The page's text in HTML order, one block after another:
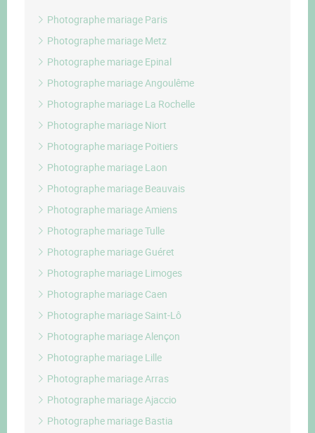
Photographe mariage Paris
Photographe mariage Metz
Photographe mariage Epinal
Photographe mariage Angoulême
Photographe mariage La Rochelle
Photographe mariage Niort
Photographe mariage Poitiers
Photographe mariage Laon
Photographe mariage Beauvais
Photographe mariage Amiens
Photographe mariage Tulle
Photographe mariage Guéret
Photographe mariage Limoges
Photographe mariage Caen
Photographe mariage Saint-Lô
Photographe mariage Alençon
Photographe mariage Lille
Photographe mariage Arras
Photographe mariage Ajaccio
Photographe mariage Bastia